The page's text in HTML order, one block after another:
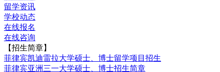
留学资讯
学校动态
在线报名
在线咨询
【招生简章】
菲律宾凯迪雷拉大学硕士、博士留学项目招生
菲律宾亚洲三一大学硕士、博士招生简章